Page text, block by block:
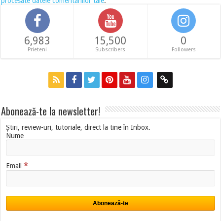
6,983
Prieteni
15,500
Subscribers
0
Followers
Abonează-te la newsletter!
Știri, review-uri, tutoriale, direct la tine în Inbox.
Nume
Email*